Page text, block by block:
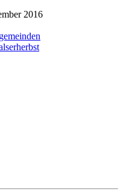
2016